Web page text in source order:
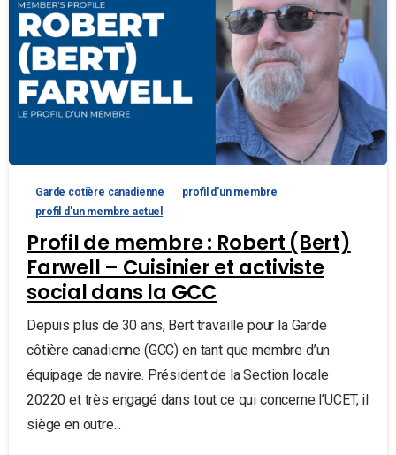
Garde cotière canadienne
profil d'un membre
profil d'un membre actuel
Profil de membre : Robert (Bert)
Farwell – Cuisinier et activiste
social dans la GCC
Depuis plus de 30 ans, Bert travaille pour la Garde
côtière canadienne (GCC) en tant que membre d’un
équipage de navire. Président de la Section locale
20220 et très engagé dans tout ce qui concerne l’UCET, il
siège en outre...